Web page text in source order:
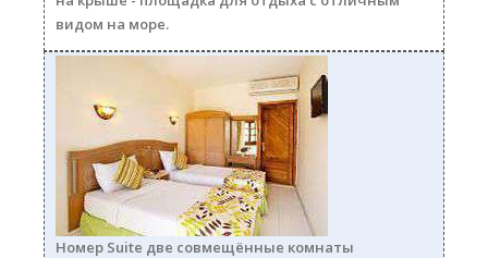
видом на море.
sovm250.jpg
Номер Suite две совмещённые комнаты